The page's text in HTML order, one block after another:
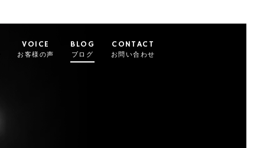
VOICE
お客様の声
BLOG
ブログ
CONTACT
お問い合わせ